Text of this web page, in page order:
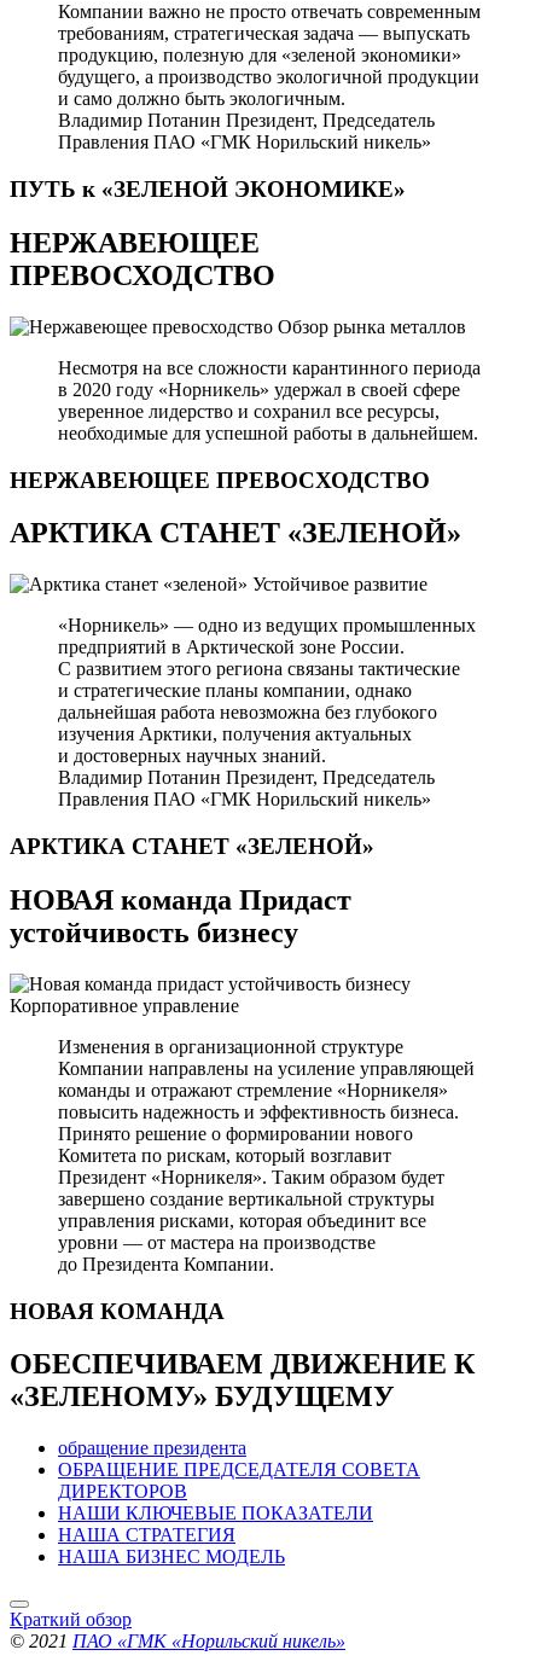
Компании важно не просто отвечать современным
требованиям, стратегическая задача — выпускать
продукцию, полезную для «зеленой экономики»
будущего, а производство экологичной продукции
и само должно быть экологичным.
Владимир Потанин Президент, Председатель
Правления ПАО «ГМК Норильский никель»
ПУТЬ к «ЗЕЛЕНОЙ ЭКОНОМИКЕ»
НЕРЖАВЕЮЩЕЕ
ПРЕВОСХОДСТВО
Обзор рынка металлов
Несмотря на все сложности карантинного периода
в 2020 году «Норникель» удержал в своей сфере
уверенное лидерство и сохранил все ресурсы,
необходимые для успешной работы в дальнейшем.
НЕРЖАВЕЮЩЕЕ ПРЕВОСХОДСТВО
АРКТИКА СТАНЕТ «ЗЕЛЕНОЙ»
Устойчивое развитие
«Норникель» — одно из ведущих промышленных
предприятий в Арктической зоне России.
С развитием этого региона связаны тактические
и стратегические планы компании, однако
дальнейшая работа невозможна без глубокого
изучения Арктики, получения актуальных
и достоверных научных знаний.
Владимир Потанин Президент, Председатель
Правления ПАО «ГМК Норильский никель»
АРКТИКА СТАНЕТ «ЗЕЛЕНОЙ»
НОВАЯ команда Придаст
устойчивость бизнесу
Корпоративное управление
Изменения в организационной структуре
Компании направлены на усиление управляющей
команды и отражают стремление «Норникеля»
повысить надежность и эффективность бизнеса.
Принято решение о формировании нового
Комитета по рискам, который возглавит
Президент «Норникеля». Таким образом будет
завершено создание вертикальной структуры
управления рисками, которая объединит все
уровни — от мастера на производстве
до Президента Компании.
НОВАЯ КОМАНДА
ОБЕСПЕЧИВАЕМ ДВИЖЕНИЕ К
«ЗЕЛЕНОМУ» БУДУЩЕМУ
обращение президента
ОБРАЩЕНИЕ ПРЕДСЕДАТЕЛЯ СОВЕТА
ДИРЕКТОРОВ
НАШИ КЛЮЧЕВЫЕ ПОКАЗАТЕЛИ
НАША СТРАТЕГИЯ
НАША БИЗНЕС МОДЕЛЬ
Краткий обзор
© 2021 ПАО «ГМК «Норильский никель»